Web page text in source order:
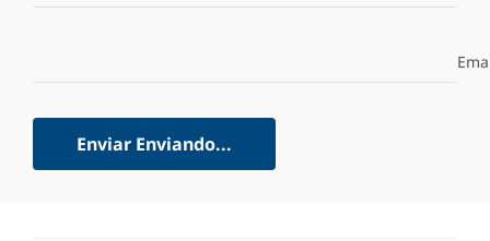
Enviar Enviando...